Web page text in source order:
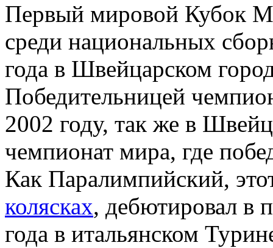
Первый мировой Кубок
среди национальных
года в Швейцарском
Победительницей
2002 году, так же в
чемпионат мира, где
Как Паралимпийский,
колясках, дебютировал в
года в итальянском